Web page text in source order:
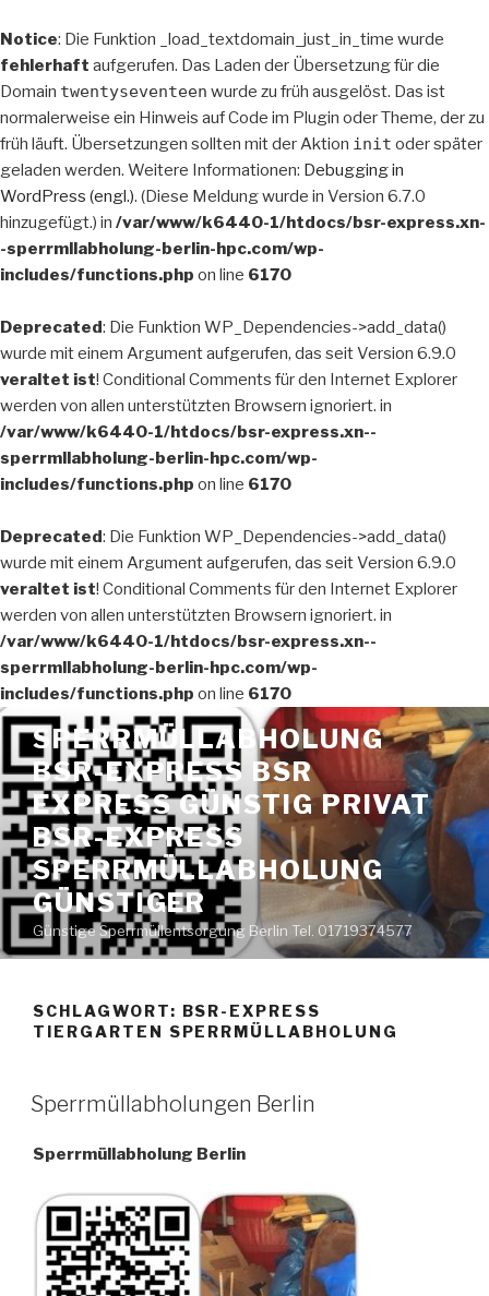
Notice: Die Funktion _load_textdomain_just_in_time wurde
fehlerhaft aufgerufen. Das Laden der Übersetzung für die
Domain twentyseventeen wurde zu früh ausgelöst. Das ist
normalerweise ein Hinweis auf Code im Plugin oder Theme, der zu
früh läuft. Übersetzungen sollten mit der Aktion init oder später
geladen werden. Weitere Informationen: Debugging in
WordPress (engl.). (Diese Meldung wurde in Version 6.7.0
hinzugefügt.) in /var/www/k6440-1/htdocs/bsr-express.xn-
-sperrmllabholung-berlin-hpc.com/wp-
includes/functions.php on line 6170
Deprecated: Die Funktion WP_Dependencies->add_data()
wurde mit einem Argument aufgerufen, das seit Version 6.9.0
veraltet ist! Conditional Comments für den Internet Explorer
werden von allen unterstützten Browsern ignoriert. in
/var/www/k6440-1/htdocs/bsr-express.xn--
sperrmllabholung-berlin-hpc.com/wp-
includes/functions.php on line 6170
Deprecated: Die Funktion WP_Dependencies->add_data()
wurde mit einem Argument aufgerufen, das seit Version 6.9.0
veraltet ist! Conditional Comments für den Internet Explorer
werden von allen unterstützten Browsern ignoriert. in
/var/www/k6440-1/htdocs/bsr-express.xn--
sperrmllabholung-berlin-hpc.com/wp-
includes/functions.php on line 6170
Zum
Inhalt
springen
SPERRMÜLLABHOLUNG
BSR-EXPRESS BSR
EXPRESS GÜNSTIG PRIVAT
BSR-EXPRESS
SPERRMÜLLABHOLUNG
GÜNSTIGER
Günstige Sperrmüllentsorgung Berlin Tel. 01719374577
SCHLAGWORT: BSR-EXPRESS
TIERGARTEN SPERRMÜLLABHOLUNG
VERÖFFENTLICHT
AM
Sperrmüllabholungen Berlin
Sperrmüllabholung Berlin